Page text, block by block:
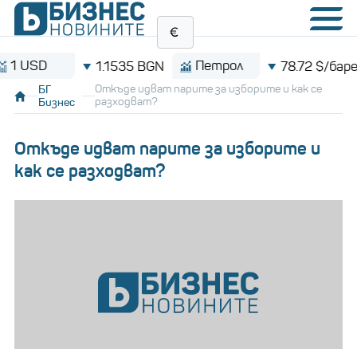
1.1535 BGN Петрол 78.72 $/барел
БГ
Бизнес
Откъде идват парите за изборите и как се
разходват?
Откъде идват парите за изборите и
как се разходват?